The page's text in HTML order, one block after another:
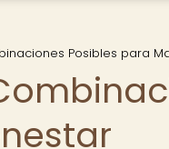
Posibles para